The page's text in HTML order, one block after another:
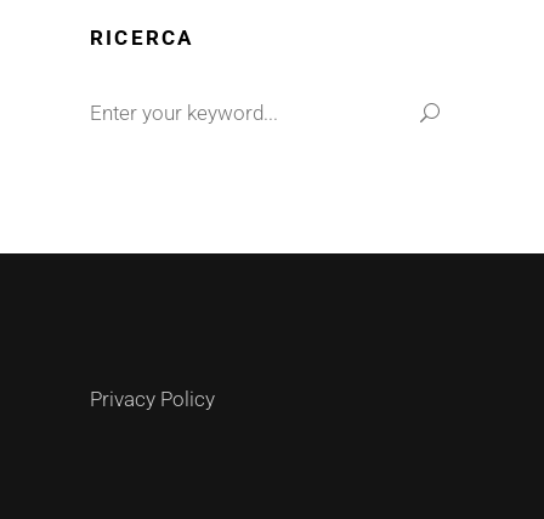
RICERCA
Privacy Policy